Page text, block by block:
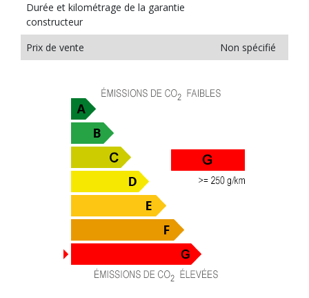
Durée et kilométrage de la garantie
constructeur
Prix de vente
Non spécifié